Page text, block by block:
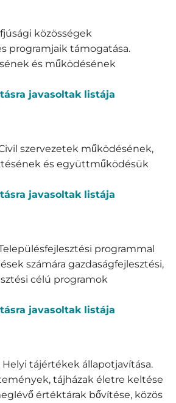
közösségek
programjaik támogatása.
és működésének
javasoltak listája
Civil szervezetek működésének,
és együttműködésük
javasoltak listája
Településfejlesztési programmal
számára gazdaságfejlesztési,
célú programok
javasoltak listája
Helyi tájértékek állapotjavítása.
tájházak életre keltése
értéktárak bővítése, közös